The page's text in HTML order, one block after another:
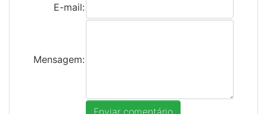
E-mail:
Mensagem: